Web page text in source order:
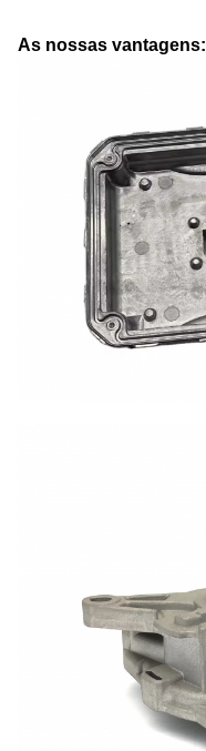
As nossas vantagens: